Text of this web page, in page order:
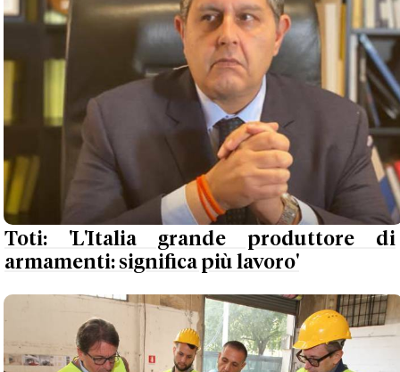
Toti: 'L'Italia grande produttore di
armamenti: significa più lavoro'